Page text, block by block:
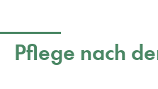
Pflege nach